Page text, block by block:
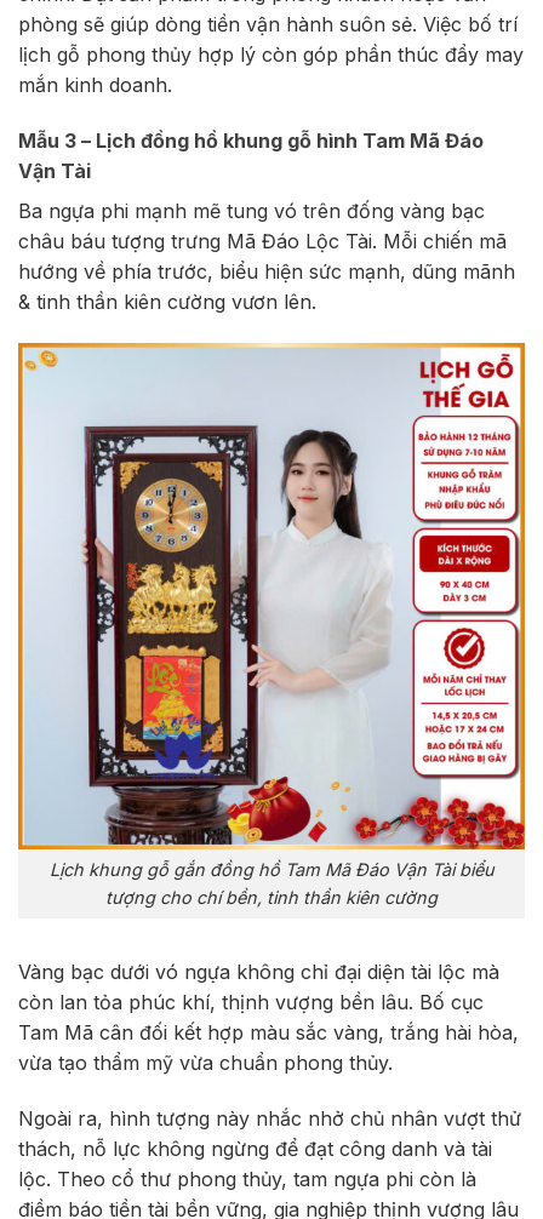
phòng sẽ giúp dòng tiền vận hành suôn sẻ. Việc bố trí
lịch gỗ phong thủy hợp lý còn góp phần thúc đẩy may
mắn kinh doanh.
Mẫu 3 – Lịch đồng hồ khung gỗ hình Tam Mã Đáo
Vận Tài
Ba ngựa phi mạnh mẽ tung vó trên đống vàng bạc
châu báu tượng trưng Mã Đáo Lộc Tài. Mỗi chiến mã
hướng về phía trước, biểu hiện sức mạnh, dũng mãnh
& tinh thần kiên cường vươn lên.
Lịch khung gỗ gắn đồng hồ Tam Mã Đáo Vận Tài biểu
tượng cho chí bền, tinh thần kiên cường
Vàng bạc dưới vó ngựa không chỉ đại diện tài lộc mà
còn lan tỏa phúc khí, thịnh vượng bền lâu. Bố cục
Tam Mã cân đối kết hợp màu sắc vàng, trắng hài hòa,
vừa tạo thẩm mỹ vừa chuẩn phong thủy.
Ngoài ra, hình tượng này nhắc nhở chủ nhân vượt thử
thách, nỗ lực không ngừng để đạt công danh và tài
lộc. Theo cổ thư phong thủy, tam ngựa phi còn là
điềm báo tiền tài bền vững, gia nghiệp thịnh vượng lâu